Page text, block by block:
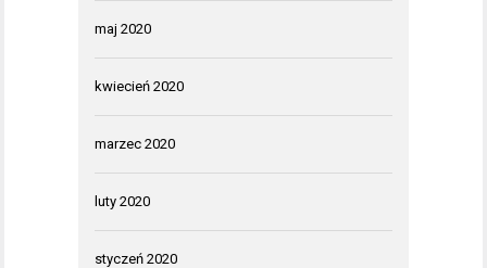
maj 2020
kwiecień 2020
marzec 2020
luty 2020
styczeń 2020